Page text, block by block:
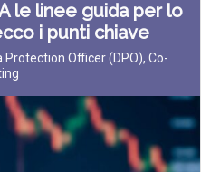
le linee guida per lo
i punti chiave
Officer (DPO), Co-